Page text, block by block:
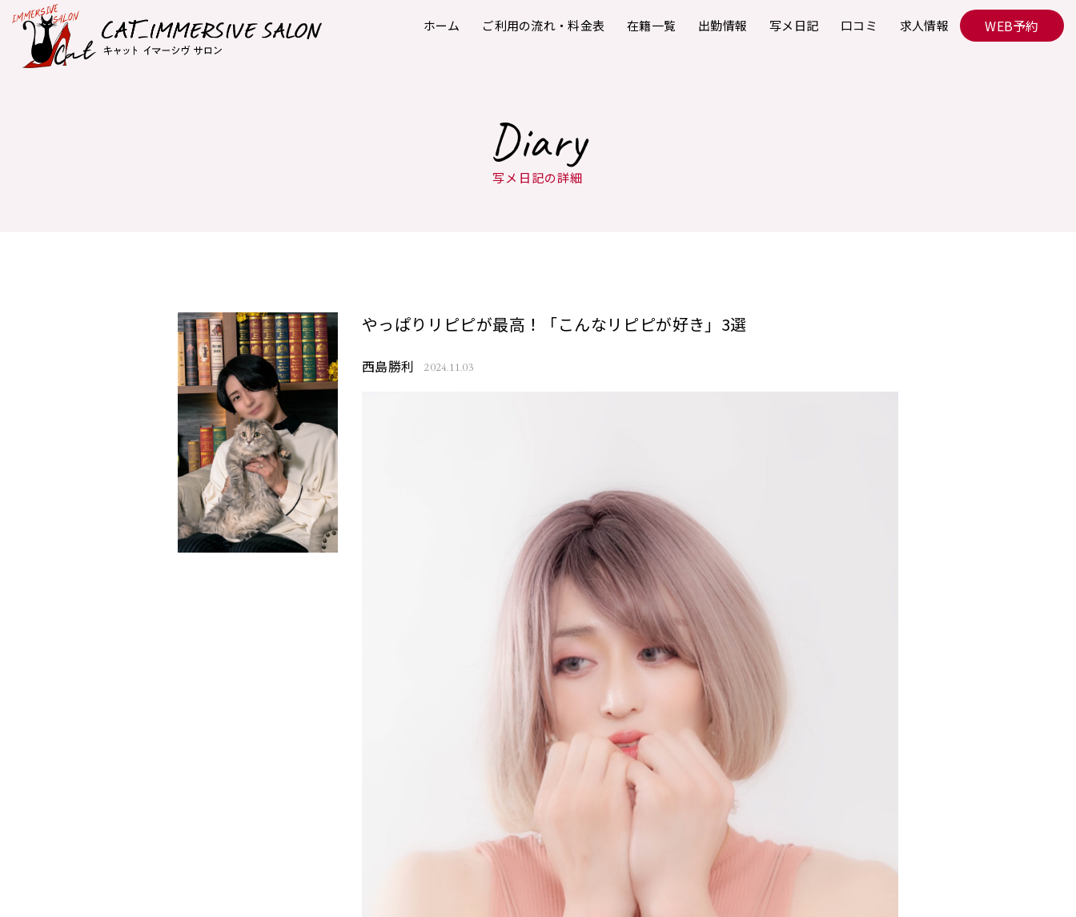
ホーム ご利用の流れ・料金表 在籍一覧 出勤情報 写メ日記 口コミ 求人情報 WEB予約
Diary
写メ日記の詳細
やっぱりリピピが最高！「こんなリピピが好き」3選
西島勝利 2024.11.03